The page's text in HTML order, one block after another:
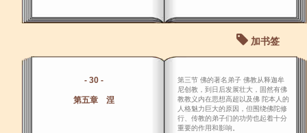
加书签
- 30 -
第五章 涅
第三节 佛的著名弟子 佛教从释迦牟
尼创教，到日后发展壮大，固然有佛
教教义内在思想高超以及佛 陀本人的
人格魅力巨大的原因，但围绕佛陀修
行、传教的弟子们的功劳也起着十分
重要的作用和影响。